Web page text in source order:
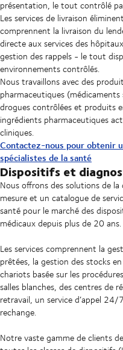
présentation, le tout contrôlé
Les services de livraison
comprennent la livraison du
directe aux services des
gestion des rappels - le tout
environnements contrôlés.
Nous travaillons avec des
pharmaceutiques
drogues contrôlées et produits
ingrédients pharmaceutiques
cliniques.
Contactez-nous pour obtenir
spécialistes de la santé
Dispositifs et
Nous offrons des solutions de
mesure et un catalogue de
santé pour le marché des
médicaux depuis plus de 20 ans.
Les services comprennent la
prêtées, la gestion des stocks
chariots basée sur les
salles blanches, des centres de
retravail, un service d’appel
rechange.
Notre vaste gamme de clients